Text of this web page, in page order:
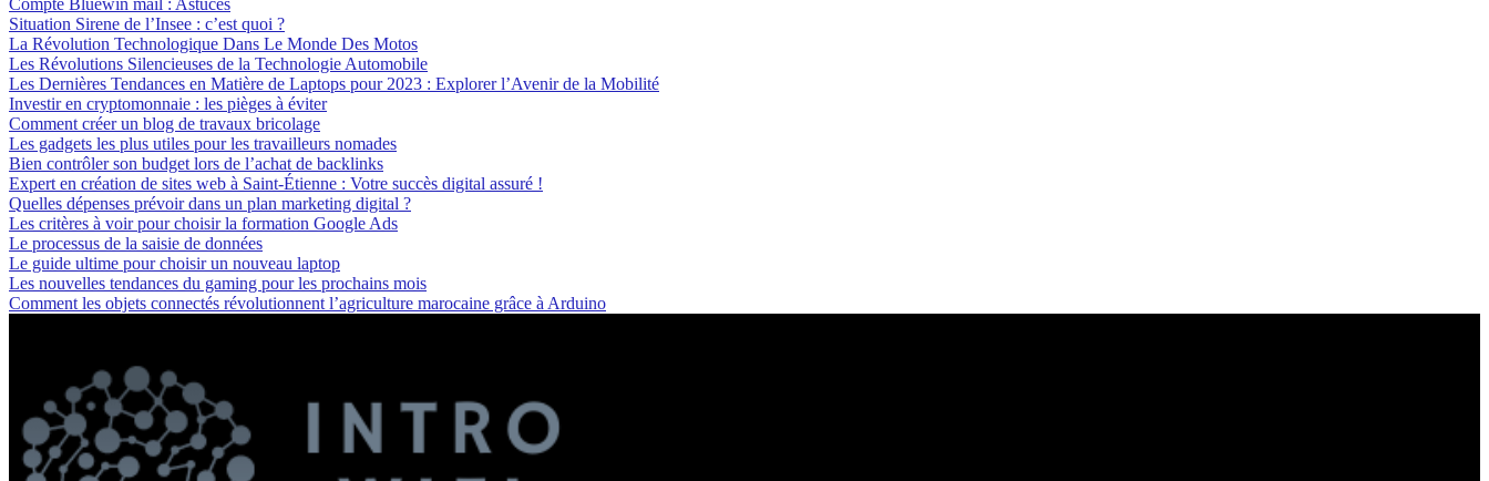
Compte Bluewin mail : Astuces
Situation Sirene de l’Insee : c’est quoi ?
La Révolution Technologique Dans Le Monde Des Motos
Les Révolutions Silencieuses de la Technologie Automobile
Les Dernières Tendances en Matière de Laptops pour 2023 : Explorer l’Avenir de la Mobilité
Investir en cryptomonnaie : les pièges à éviter
Comment créer un blog de travaux bricolage
Les gadgets les plus utiles pour les travailleurs nomades
Bien contrôler son budget lors de l’achat de backlinks
Expert en création de sites web à Saint-Étienne : Votre succès digital assuré !
Quelles dépenses prévoir dans un plan marketing digital ?
Les critères à voir pour choisir la formation Google Ads
Le processus de la saisie de données
Le guide ultime pour choisir un nouveau laptop
Les nouvelles tendances du gaming pour les prochains mois
Comment les objets connectés révolutionnent l’agriculture marocaine grâce à Arduino